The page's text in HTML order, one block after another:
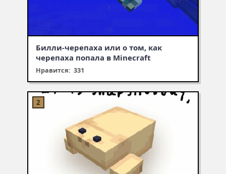
Билли-черепаха или о том, как
черепаха попала в Minecraft
Нравится: 331